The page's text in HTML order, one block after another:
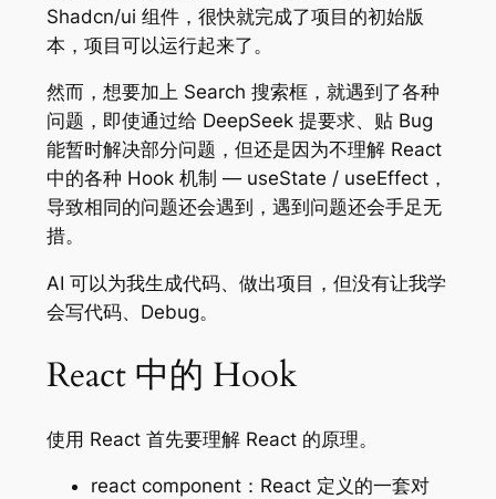
Shadcn/ui 组件，很快就完成了项目的初始版
本，项目可以运行起来了。
然而，想要加上 Search 搜索框，就遇到了各种
问题，即使通过给 DeepSeek 提要求、贴 Bug
能暂时解决部分问题，但还是因为不理解 React
中的各种 Hook 机制 — useState / useEffect，
导致相同的问题还会遇到，遇到问题还会手足无
措。
AI 可以为我生成代码、做出项目，但没有让我学
会写代码、Debug。
React 中的 Hook
使用 React 首先要理解 React 的原理。
react component：React 定义的一套对